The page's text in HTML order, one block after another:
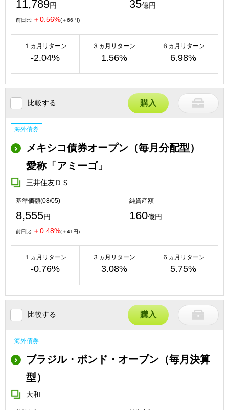
11,789円 35億円
前日比: ＋0.56%(＋66円)
１ヵ月リターン
-2.04%
３ヵ月リターン
1.56%
６ヵ月リターン
6.98%
比較する 購入
海外債券
メキシコ債券オープン（毎月分配型）
愛称「アミーゴ」
三井住友ＤＳ
基準価額(08/05)
8,555円
純資産額
160億円
前日比: ＋0.48%(＋41円)
１ヵ月リターン
-0.76%
３ヵ月リターン
3.08%
６ヵ月リターン
5.75%
比較する 購入
海外債券
ブラジル・ボンド・オープン（毎月決算
型）
大和